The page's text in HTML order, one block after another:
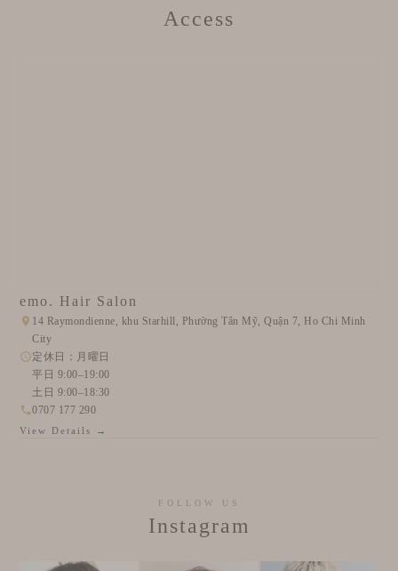
Access
emo. Hair Salon
14 Raymondienne, khu Starhill, Phường Tân Mỹ, Quận 7, Ho Chi Minh
City
定休日：月曜日
平日 9:00–19:00
土日 9:00–18:30
0707 177 290
View Details →
FOLLOW US
Instagram